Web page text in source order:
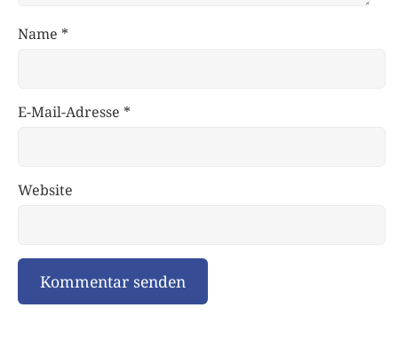
Name *
E-Mail-Adresse *
Website